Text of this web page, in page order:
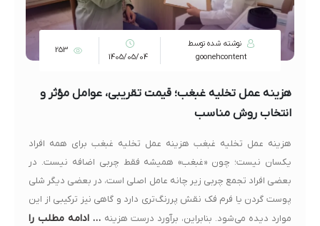
نوشته شده توسط
goonehcontent
1405/05/04
253
هزینه عمل تخلیه غبغب؛ قیمت تقریبی، عوامل مؤثر و
انتخاب روش مناسب
هزینه عمل تخلیه غبغب هزینه عمل تخلیه غبغب برای همه افراد
یکسان نیست؛ چون «غبغب» همیشه فقط چربی اضافه نیست. در
بعضی افراد تجمع چربی زیر چانه عامل اصلی است، در بعضی دیگر شلی
پوست گردن یا فرم فک نقش پررنگ‌تری دارد و گاهی نیز ترکیبی از این
موارد دیده می‌شود. بنابراین، برآورد درست هزینه … ادامه مطلب را